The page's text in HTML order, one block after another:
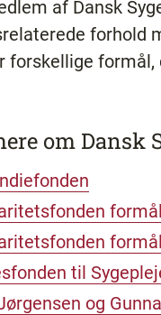
af Dansk
forhold
forskellige
om Dansk
til
og